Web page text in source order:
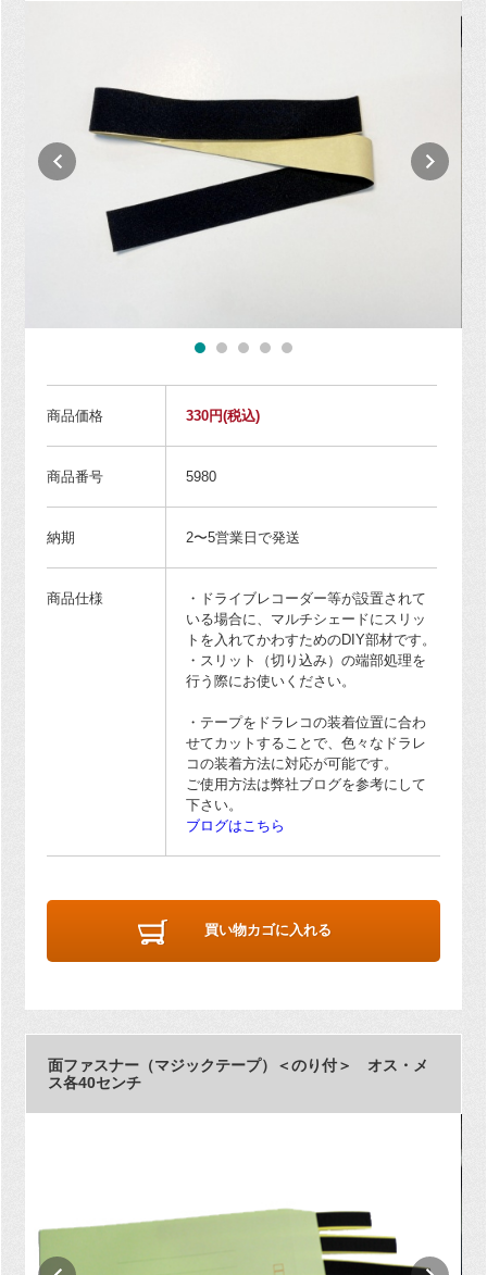
商品価格 330円(税込)
商品番号 5980
納期 2〜5営業日で発送
商品仕様
・ドライブレコーダー等が設置されて
いる場合に、マルチシェードにスリッ
トを入れてかわすためのDIY部材です。
・スリット（切り込み）の端部処理を
行う際にお使いください。
・テープをドラレコの装着位置に合わ
せてカットすることで、色々なドラレ
コの装着方法に対応が可能です。
ご使用方法は弊社ブログを参考にして
下さい。
ブログはこちら
買い物カゴに入れる
面ファスナー（マジックテープ）＜のり付＞ オス・メ
ス各40センチ